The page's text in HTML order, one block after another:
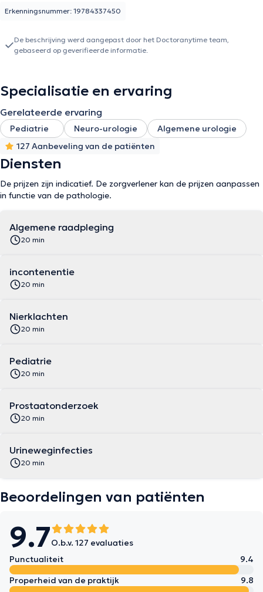
Erkenningsnummer: 19784337450
De beschrijving werd aangepast door het Doctoranytime team,
gebaseerd op geverifieerde informatie.
Specialisatie en ervaring
Gerelateerde ervaring
Pediatrie Neuro-urologie
Algemene urologie
127 Aanbeveling van de patiënten
Diensten
De prijzen zijn indicatief. De zorgverlener kan de prijzen aanpassen
in functie van de pathologie.
Algemene raadpleging
20 min
incontenentie
20 min
Nierklachten
20 min
Pediatrie
20 min
Prostaatonderzoek
20 min
Urineweginfecties
20 min
Beoordelingen van patiënten
9.7O.b.v. 127 evaluaties
Punctualiteit
9.4
Properheid van de praktijk
9.8